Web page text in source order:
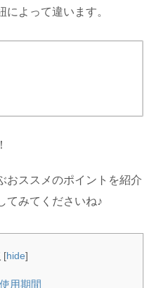
よって違います。
おススメのポイントを紹介
てみてくださいね♪
[hide]
用期間